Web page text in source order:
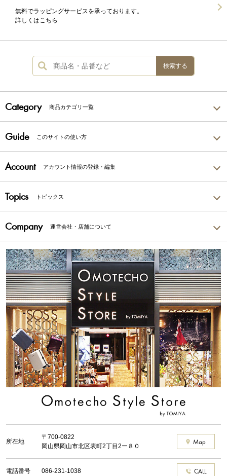
無料でラッピングサービスを承っております。
詳しくはこちら
検索する
Category 商品カテゴリ一覧
Guide このサイトの使い方
Account アカウント情報の登録・編集
Topics トピックス
Company 運営会社・店舗について
所在地
〒700-0822
岡山県岡山市北区表町2丁目2ー８０
Map
電話番号 086-231-1038 CALL